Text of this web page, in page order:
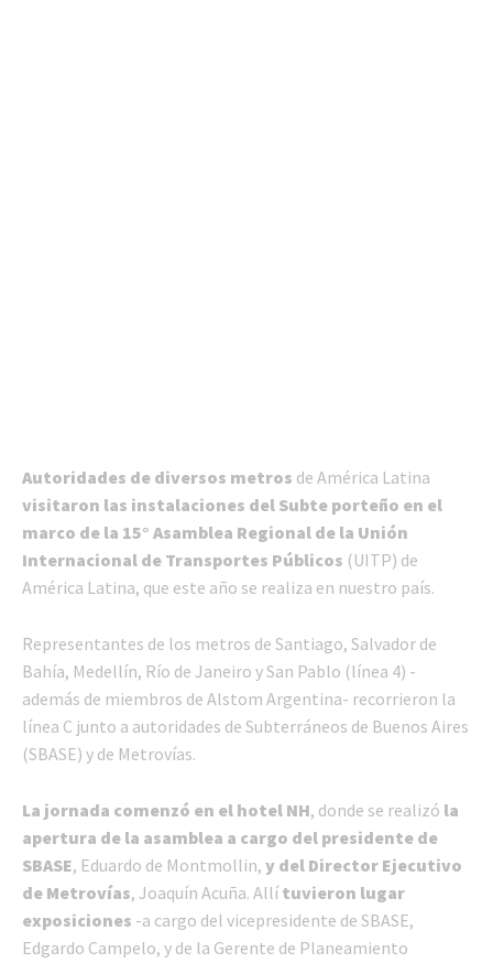
Autoridades de diversos metros de América Latina
visitaron las instalaciones del Subte porteño en el
marco de la 15° Asamblea Regional de la Unión
Internacional de Transportes Públicos (UITP) de
América Latina, que este año se realiza en nuestro país.
Representantes de los metros de Santiago, Salvador de
Bahía, Medellín, Río de Janeiro y San Pablo (línea 4) -
además de miembros de Alstom Argentina- recorrieron la
línea C junto a autoridades de Subterráneos de Buenos Aires
(SBASE) y de Metrovías.
La jornada comenzó en el hotel NH, donde se realizó la
apertura de la asamblea a cargo del presidente de
SBASE, Eduardo de Montmollin, y del Director Ejecutivo
de Metrovías, Joaquín Acuña. Allítuvieron lugar
exposiciones -a cargo del vicepresidente de SBASE,
Edgardo Campelo, y de la Gerente de Planeamiento